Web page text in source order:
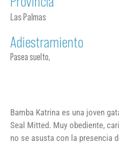
Las Palmas
Adiestramiento
Pasea suelto,
Bamba Katrina es una joven
Seal Mitted. Muy obediente,
no se asusta con la presencia